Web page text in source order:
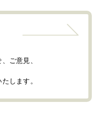
ご意見、
します。